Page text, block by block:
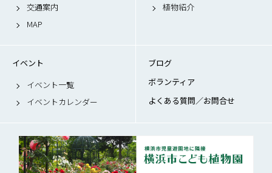
交通案内
MAP
植物紹介
イベント
イベント一覧
イベントカレンダー
ブログ
ボランティア
よくある質問／お問合せ